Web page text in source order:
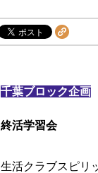
千葉ブロック企画
終活学習会
生活クラブスピリ